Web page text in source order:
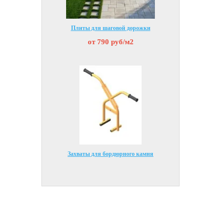
Плиты для шаговой дорожки
от 790 руб/м2
Захваты для бордюрного камня